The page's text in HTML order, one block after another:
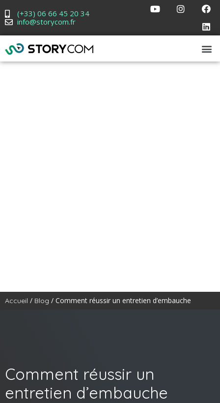
(+33) 06 66 45 20 34
info@storycom.fr
Accueil / Blog / Comment réussir un entretien d’embauche
Comment réussir un
entretien d’embauche